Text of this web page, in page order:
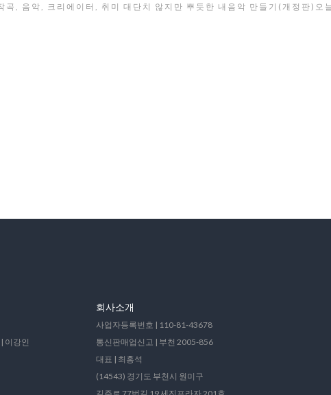
악, 크리에이터, 취미 대단치 않지만 뿌듯한 내음악 만들기(개정판)오
이강인
회사소개
사업자등록번호 | 110-81-43678
통신판매업신고 | 부천 2005-856
대표 | 최홍석
(14543) 경기도 부천시 원미구